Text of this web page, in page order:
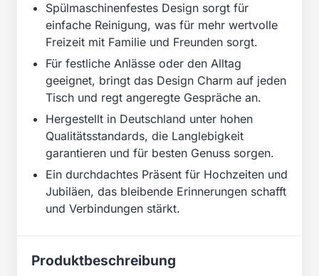
Spülmaschinenfestes Design sorgt für
einfache Reinigung, was für mehr wertvolle
Freizeit mit Familie und Freunden sorgt.
Für festliche Anlässe oder den Alltag
geeignet, bringt das Design Charm auf jeden
Tisch und regt angeregte Gespräche an.
Hergestellt in Deutschland unter hohen
Qualitätsstandards, die Langlebigkeit
garantieren und für besten Genuss sorgen.
Ein durchdachtes Präsent für Hochzeiten und
Jubiläen, das bleibende Erinnerungen schafft
und Verbindungen stärkt.
Produktbeschreibung